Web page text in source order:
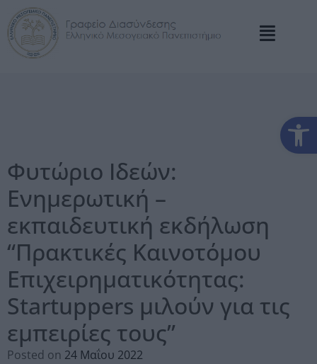
Φυτώριο Ιδεών:
Ενημερωτική –
εκπαιδευτική εκδήλωση
“Πρακτικές Καινοτόμου
Επιχειρηματικότητας:
Startuppers μιλούν για τις
εμπειρίες τους”
Posted on 24 Μαΐου 2022